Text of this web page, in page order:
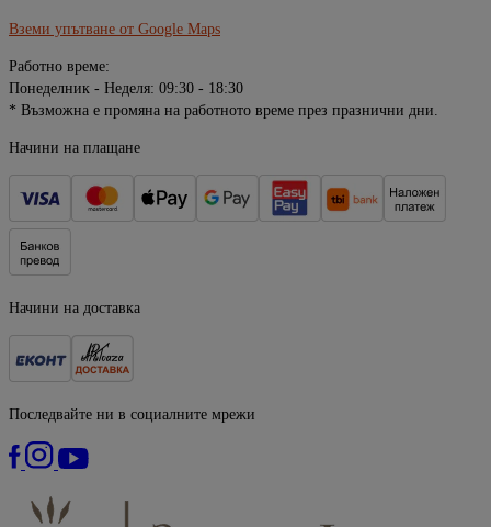
Вземи упътване от Google Maps
Работно време:
Понеделник - Неделя: 09:30 - 18:30
* Възможна е промяна на работното време през празнични дни.
Начини на плащане
Начини на доставка
Последвайте ни в социалните мрежи